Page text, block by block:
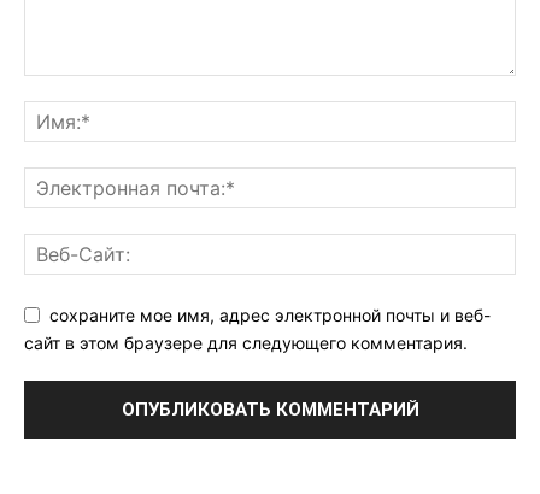
сохраните мое имя, адрес электронной почты и веб-
сайт в этом браузере для следующего комментария.